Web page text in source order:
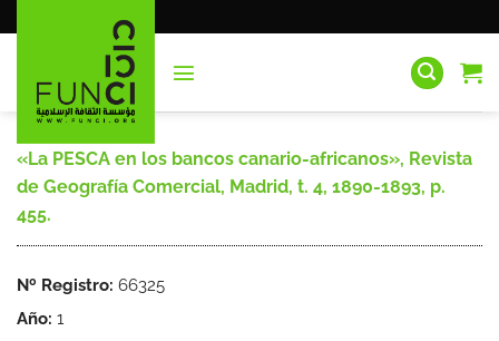
al
«La PESCA en los bancos canario-africanos», Revista
de Geografía Comercial, Madrid, t. 4, 1890-1893, p.
455.
Nº Registro: 66325
Año: 1